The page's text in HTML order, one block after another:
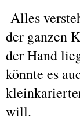
Alles
der ganzen
der Hand
könnte es
will.